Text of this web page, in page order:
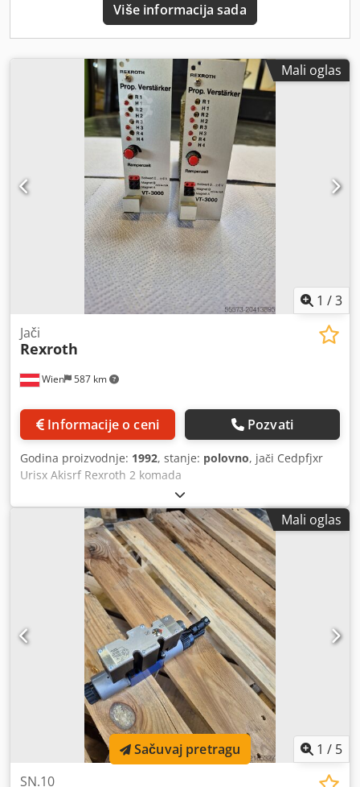
Više informacija sada
Mali oglas
1 /3
Wien 587 km
Jači
Rexroth
Informacije o ceni Pozvati
Godina proizvodnje: 1992, stanje: polovno, jači Cedpfjxr
Urisx Akisrf Rexroth 2 komada
Mali oglas
1 / 5
SN.10
Sačuvaj pretragu